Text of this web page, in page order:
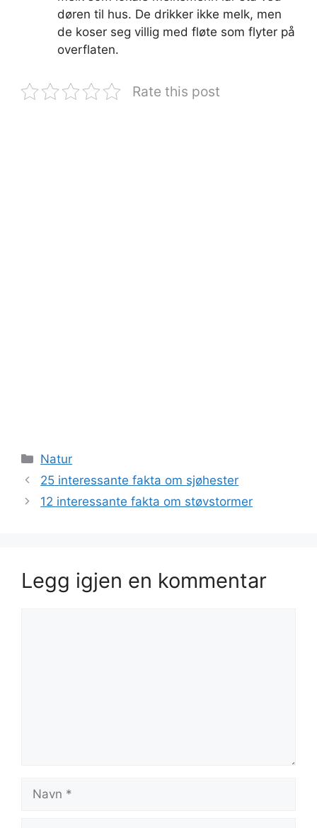
døren til hus. De drikker ikke melk, men
de koser seg villig med fløte som flyter på
overflaten.
Rate this post
Kategorier
Natur
25 interessante fakta om sjøhester
12 interessante fakta om støvstormer
Legg igjen en kommentar